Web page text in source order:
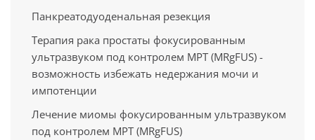
Панкреатодуоденальная резекция
Терапия рака простаты фокусированным
ультразвуком под контролем МРТ (MRgFUS) -
возможность избежать недержания мочи и
импотенции
Лечение миомы фокусированным ультразвуком
под контролем МРТ (MRgFUS)